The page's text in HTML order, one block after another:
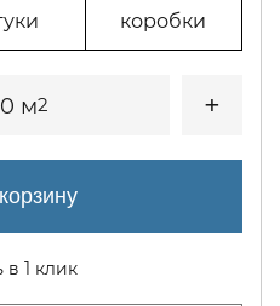
коробки
м2
в 1 клик